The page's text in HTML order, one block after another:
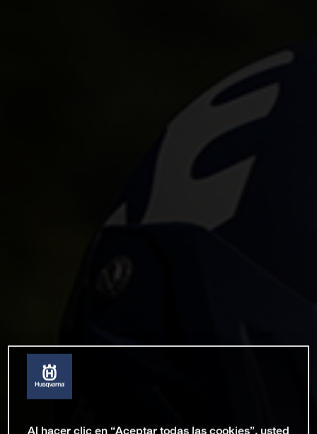
Al hacer clic en “Aceptar todas las cookies”, usted